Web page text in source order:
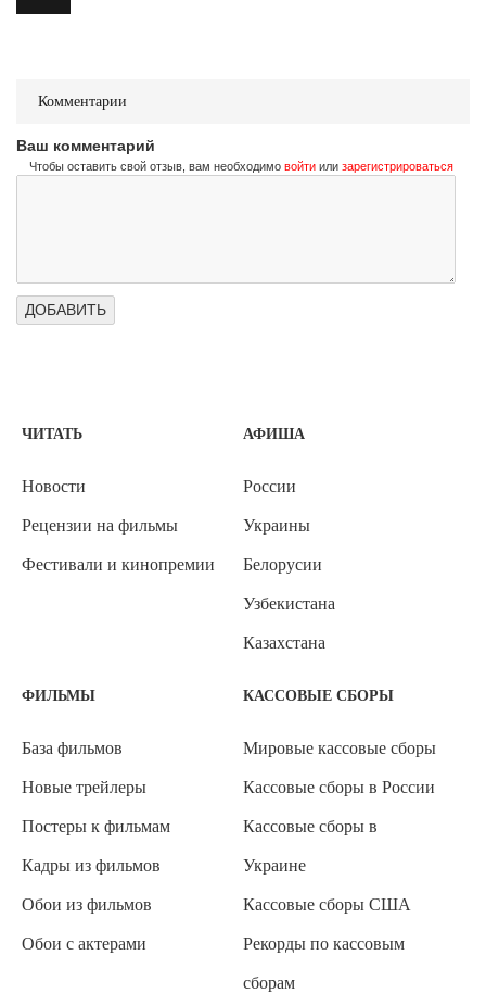
Комментарии
Ваш комментарий
Чтобы оставить свой отзыв, вам необходимо войти или зарегистрироваться
ЧИТАТЬ
Новости
Рецензии на фильмы
Фестивали и кинопремии
АФИША
России
Украины
Белорусии
Узбекистана
Казахстана
ФИЛЬМЫ
База фильмов
Новые трейлеры
Постеры к фильмам
Кадры из фильмов
Обои из фильмов
Обои с актерами
КАССОВЫЕ СБОРЫ
Мировые кассовые сборы
Кассовые сборы в России
Кассовые сборы в
Украине
Кассовые сборы США
Рекорды по кассовым
сборам